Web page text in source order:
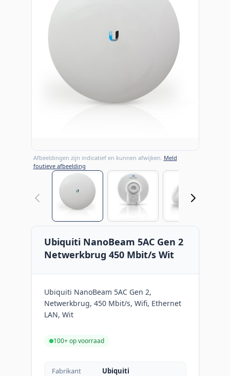
Afbeeldingen zijn indicatief en kunnen afwijken. Meld
foutieve afbeelding
View larger imageView larger image
Ubiquiti NanoBeam 5AC Gen 2
Netwerkbrug 450 Mbit/s Wit
Ubiquiti NanoBeam 5AC Gen 2,
Netwerkbrug, 450 Mbit/s, Wifi, Ethernet
LAN, Wit
100+ op voorraad
Fabrikant
Ubiquiti